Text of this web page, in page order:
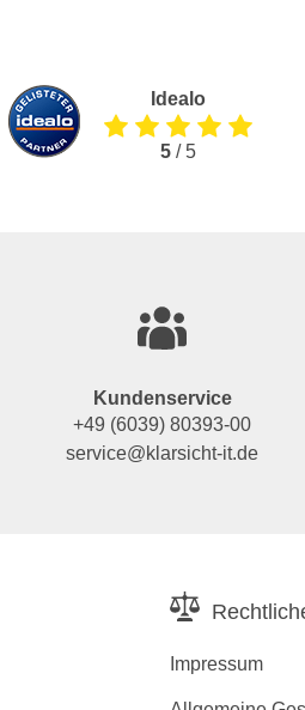
Idealo
5/ 5
Kundenservice
+49 (6039) 80393-00
service@klarsicht-it.de
Impressum